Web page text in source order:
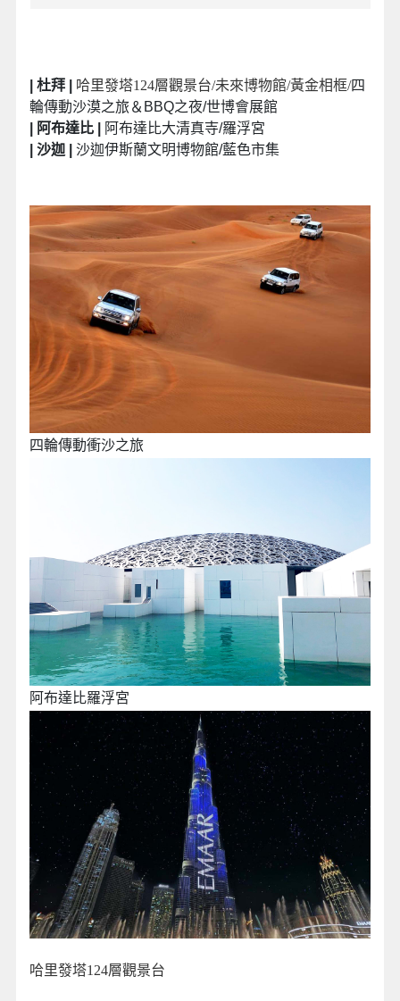
| 杜拜 | 哈里發塔124層觀景台/未來博物館/黃金相框/四
輪傳動沙漠之旅＆BBQ之夜/世博會展館
| 阿布達比 |
阿布達比大清真寺/羅浮宮
| 沙迦 | 沙迦伊斯蘭文明博物館/藍色市集
四輪傳動衝沙之旅
阿布達比羅浮宮
哈里發塔124層觀景台